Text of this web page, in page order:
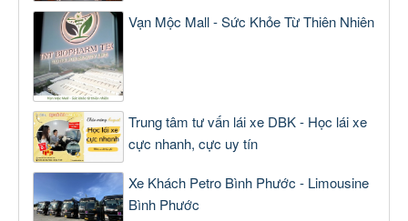
Vạn Mộc Mall - Sức Khỏe Từ Thiên Nhiên
Trung tâm tư vấn lái xe DBK - Học lái xe
cực nhanh, cực uy tín
Xe Khách Petro Bình Phước - Limousine
Bình Phước